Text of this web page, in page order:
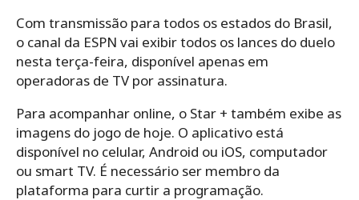
Com transmissão para todos os estados do Brasil,
o canal da ESPN vai exibir todos os lances do duelo
nesta terça-feira, disponível apenas em
operadoras de TV por assinatura.
Para acompanhar online, o Star + também exibe as
imagens do jogo de hoje. O aplicativo está
disponível no celular, Android ou iOS, computador
ou smart TV. É necessário ser membro da
plataforma para curtir a programação.